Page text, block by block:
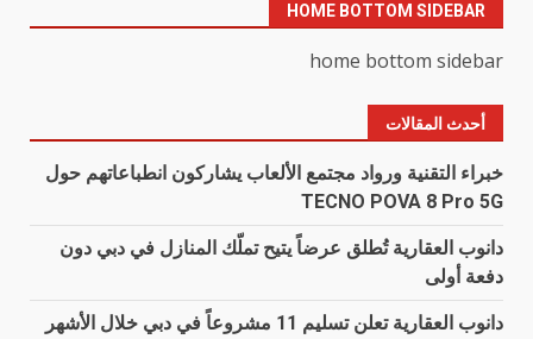
HOME BOTTOM SIDEBAR
home bottom sidebar
أحدث المقالات
خبراء التقنية ورواد مجتمع الألعاب يشاركون انطباعاتهم حول
TECNO POVA 8 Pro 5G
دانوب العقارية تُطلق عرضاً يتيح تملّك المنازل في دبي دون
دفعة أولى
دانوب العقارية تعلن تسليم 11 مشروعاً في دبي خلال الأشهر